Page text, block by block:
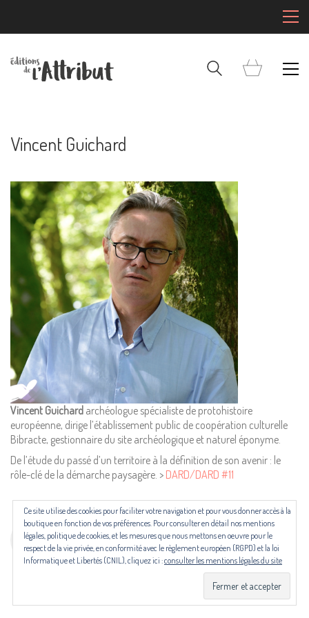
Vincent Guichard
Vincent Guichard archéologue spécialiste de protohistoire
européenne, dirige l’établissement public de coopération culturelle
Bibracte, gestionnaire du site archéologique et naturel éponyme.
De l’étude du passé d’un territoire à la définition de son avenir : le
rôle-clé de la démarche paysagère. > DARD/DARD #11
Mentions Légales
Pour consulter nos CGV,
mentions légales,
politique de cookies :
cliquez ici
Pour nous contacter ou s'inscrire à l'infolettre mensuelle
diffusion@editions-attribut.fr
Régie publicitaire
Les revues NECTART, DARD/DARD et PANARD bénéficient d’une aide
du Centre national du livre (CNL) puis de la Région Occitanie, de la
Drac Occitanie et du Centre national du livre (CNL), dans le cadre du
contrat de filière mis en place par Occitanie Livre & Lecture.
© Copyright 2024. Tous droits réservés
Ce site utilise des cookies pour faciliter votre navigation et pour vous donner accès à la
boutique en fonction de vos préférences. Pour consulter en détail nos mentions
légales, politique de cookies, et les mesures que nous mettons en oeuvre pour le
respect de la vie privée, en conformité avec le règlement européen (RGPD) et la loi
Informatique et Libertés (CNIL), cliquez ici :consulter les mentions légales du site